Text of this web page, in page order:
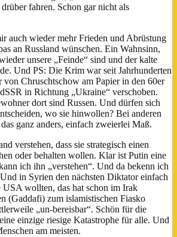
fahren. Schon gar nicht als
auch wieder mehr Frieden und Abrüstung
an Russland wünschen. Ein Wahnsinn,
unsere „Feinde“ sind und der kalte
Und PS: Die Krim war seit Jahrhunderten
von Chruschtschow am Papier in den 60er
in Richtung „Ukraine“ verschoben.
dort sind Russen. Und dürfen sich
wo sie hinwollen? Bei anderen
ganz anders, einfach zweierlei Maß.
verstehen, dass sie strategisch einen
oder behalten wollen. Klar ist Putin eine
ich ihn „verstehen“. Und da bekenn ich
in Syrien den nächsten Diktator einfach
USA wollten, das hat schon im Irak
(Gaddafi) zum islamistischen Fiasko
„un-bereisbar“. Schön für die
einzige riesige Katastrophe für alle. Und
am meisten.